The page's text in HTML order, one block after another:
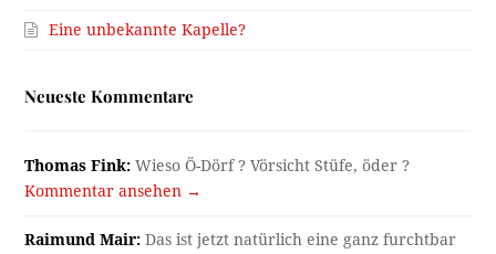
Eine unbekannte Kapelle?
Neueste Kommentare
Thomas Fink: Wieso Ö-Dörf ? Vörsicht Stüfe, öder ?
Kommentar ansehen →
Raimund Mair: Das ist jetzt natürlich eine ganz furchtbar